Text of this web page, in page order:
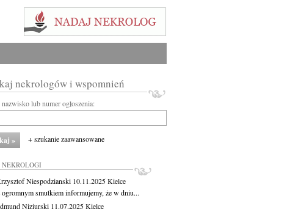
nekrologów i wspomnień
lub numer ogłoszenia:
+ szukanie zaawansowane
Niespodzianski 10.11.2025Kielce
ogromnym smutkiem informujemy, że w dniu...
Niziurski 11.07.2025Kielce